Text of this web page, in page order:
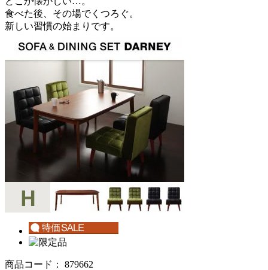
食べた後、その場でくつろぐ。
新しい習慣の始まりです。
商品コード： 879662